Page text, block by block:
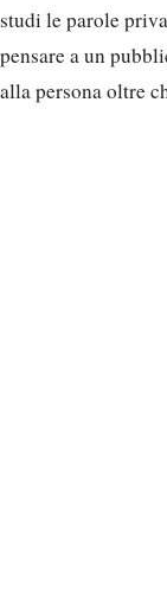
studi le parole
pensare a un
alla persona oltre